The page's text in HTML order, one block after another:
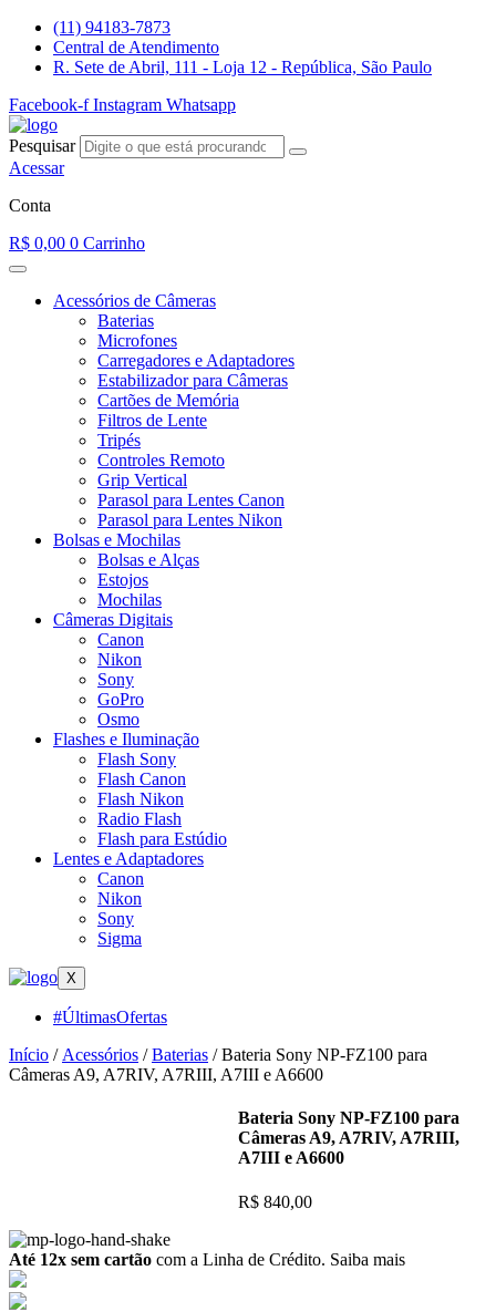
para
(11) 94183-7873
Central de Atendimento
R. Sete de Abril, 111 - Loja 12 - República, São Paulo
Facebook-f Instagram Whatsapp
Pesquisar
Acessar
Conta
R$ 0,00 0 Carrinho
Acessórios de Câmeras
Baterias
Microfones
Carregadores e Adaptadores
Estabilizador para Câmeras
Cartões de Memória
Filtros de Lente
Tripés
Controles Remoto
Grip Vertical
Parasol para Lentes Canon
Parasol para Lentes Nikon
Bolsas e Mochilas
Bolsas e Alças
Estojos
Mochilas
Câmeras Digitais
Canon
Nikon
Sony
GoPro
Osmo
Flashes e Iluminação
Flash Sony
Flash Canon
Flash Nikon
Radio Flash
Flash para Estúdio
Lentes e Adaptadores
Canon
Nikon
Sony
Sigma
X
#ÚltimasOfertas
Início / Acessórios /Baterias / Bateria Sony NP-FZ100 para
Câmeras A9, A7RIV, A7RIII, A7III e A6600
Bateria Sony NP-FZ100 para
Câmeras A9, A7RIV, A7RIII,
A7III e A6600
R$ 840,00
Até 12x sem cartão com a Linha de Crédito. Saiba mais